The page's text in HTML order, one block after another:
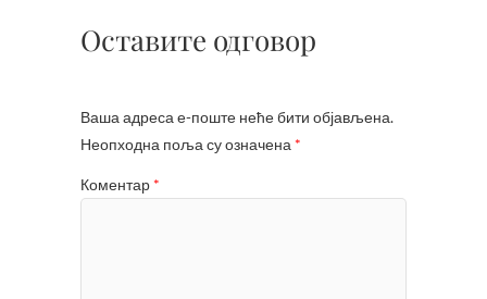
Оставите одговор
Ваша адреса е-поште неће бити објављена.
Неопходна поља су означена *
Коментар *